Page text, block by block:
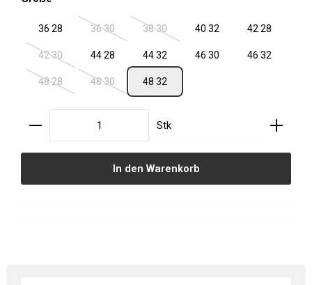
36 28 36 30(Diese Option ist zurzeit nicht verfügbar.)
38 30(Diese Option ist zurzeit nicht
40 32 42 28
42 30(Diese Option ist zurzeit nicht verfügbar.)
44 28 44 32 46 30 46 32
48 28(Diese Option ist zurzeit nicht verfügbar.)
48 30(Diese Option ist zurzeit nicht verfügbar.)
48 32
Produkt Anzahl: Gib den gewünschten Wert ein
Stk
In den Warenkorb